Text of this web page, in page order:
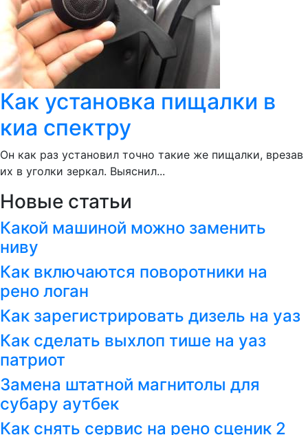
Как установка пищалки в
киа спектру
Он как раз установил точно такие же пищалки, врезав
их в уголки зеркал. Выяснил...
Новые статьи
Какой машиной можно заменить
ниву
Как включаются поворотники на
рено логан
Как зарегистрировать дизель на уаз
Как сделать выхлоп тише на уаз
патриот
Замена штатной магнитолы для
субару аутбек
Как снять сервис на рено сценик 2